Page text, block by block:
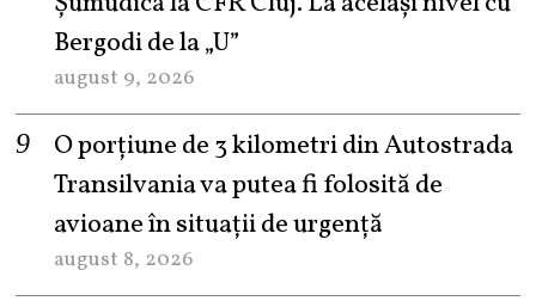
Bergodi de la „U”
august 9, 2026
O porțiune de 3 kilometri din Autostrada
Transilvania va putea fi folosită de
avioane în situații de urgență
august 8, 2026